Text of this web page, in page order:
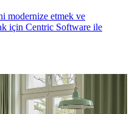
modernize etmek ve
için Centric Software ile